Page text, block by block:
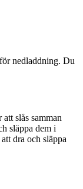
nedladdning. Du
slås samman
släppa dem i
dra och släppa